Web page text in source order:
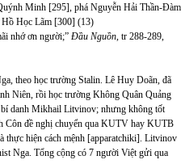
Minh [295], phá Nguyễn Hải Thần-Đàm
Hồ Học Lãm [300] (13)
nhớ ơn người;” Đầu Nguồn, tr 288-289,
theo học trường Stalin. Lê Huy Doãn, đã
Niên, rồi học trường Không Quân Quảng
danh Mikhail Litvinov; nhưng không tốt
Côn đề nghị chuyển qua KUTV hay KUTB
thực hiện cách mệnh [apparatchiki]. Litvinov
Nga. Tổng cộng có 7 người Việt gửi qua